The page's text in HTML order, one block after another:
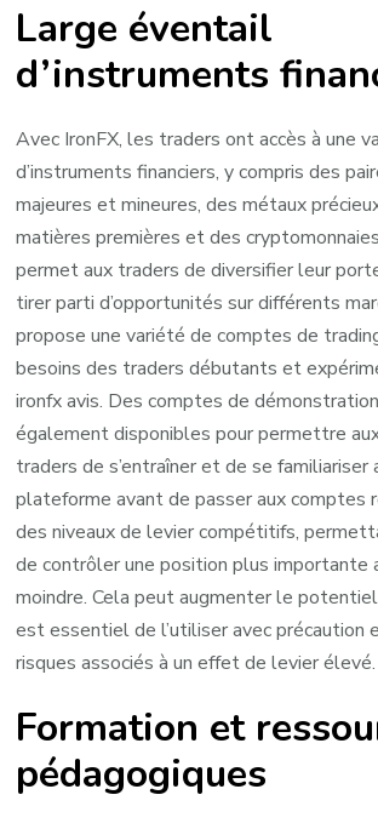
Large éventail
d’instruments
Avec IronFX, les traders ont accès à une
d’instruments financiers, y compris des
majeures et mineures, des métaux
matières premières et des
permet aux traders de diversifier leur
tirer parti d’opportunités sur différents
propose une variété de comptes de
besoins des traders débutants et
ironfx avis. Des comptes de
également disponibles pour permettre
traders de s’entraîner et de se familiariser
plateforme avant de passer aux comptes
des niveaux de levier compétitifs,
de contrôler une position plus importante
moindre. Cela peut augmenter le
est essentiel de l’utiliser avec précaution
risques associés à un effet de levier élevé.
Formation et
pédagogiques